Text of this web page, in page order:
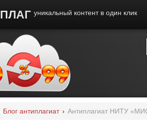
ПЛАГ уникальный контент в один клик
Блог антиплагиат › Антиплагиат НИТУ